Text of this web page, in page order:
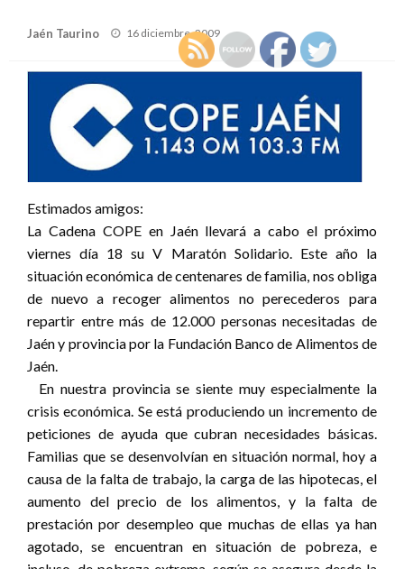
Jaén Taurino
Publicado
16 diciembre, 2009
Estimados amigos:
La Cadena COPE en Jaén llevará a cabo el próximo
viernes día 18 su V Maratón Solidario. Este año la
situación económica de centenares de familia, nos obliga
de nuevo a recoger alimentos no perecederos para
repartir entre más de 12.000 personas necesitadas de
Jaén y provincia por la Fundación Banco de Alimentos de
Jaén.
En nuestra provincia se siente muy especialmente la
crisis económica. Se está produciendo un incremento de
peticiones de ayuda que cubran necesidades básicas.
Familias que se desenvolvían en situación normal, hoy a
causa de la falta de trabajo, la carga de las hipotecas, el
aumento del precio de los alimentos, y la falta de
prestación por desempleo que muchas de ellas ya han
agotado, se encuentran en situación de pobreza, e